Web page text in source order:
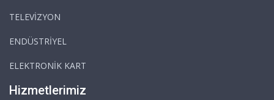
TELEVİZYON
ENDÜSTRİYEL
ELEKTRONİK KART
Hizmetlerimiz